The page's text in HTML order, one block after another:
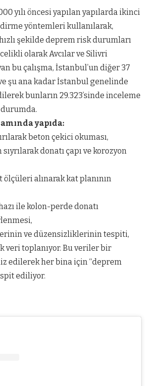
yılı öncesi yapılan yapılarda ikinci
yöntemleri kullanılarak,
şekilde deprem risk durumları
olarak Avcılar ve Silivri
bu çalışma, İstanbul’un diğer 37
şu ana kadar İstanbul genelinde
bunların 29.323’sinde inceleme
yapıda:
beton çekici okuması,
donatı çapı ve korozyon
ölçüleri alınarak kat planının
ile kolon-perde donatı
ve düzensizliklerinin tespiti,
veri toplanıyor. Bu veriler bir
edilerek her bina için “deprem
ediliyor.